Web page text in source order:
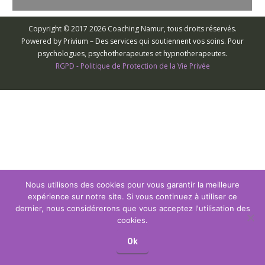
Copyright © 2017 2026 Coaching Namur, tous droits réservés.
Powered by Privium – Des services qui soutiennent vos soins. Pour
psychologues, psychotherapeutes et hypnotherapeutes.
RGPD - Politique de Protection de la Vie Privée
Nous utilisons des cookies pour vous garantir la meilleure
expérience sur notre site. Si vous continuez à utiliser ce
dernier, nous considérerons que vous acceptez l'utilisation des
cookies.
Ok